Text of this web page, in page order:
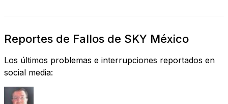
Reportes de Fallos de SKY México
Los últimos problemas e interrupciones reportados en
social media: